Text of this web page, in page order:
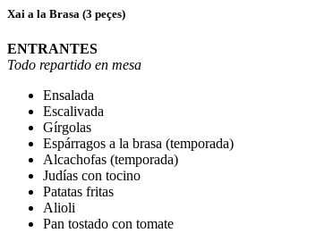
Xai a la Brasa (3 peçes)
ENTRANTES
Todo repartido en mesa
Ensalada
Escalivada
Gírgolas
Espárragos a la brasa (temporada)
Alcachofas (temporada)
Judías con tocino
Patatas fritas
Alioli
Pan tostado con tomate